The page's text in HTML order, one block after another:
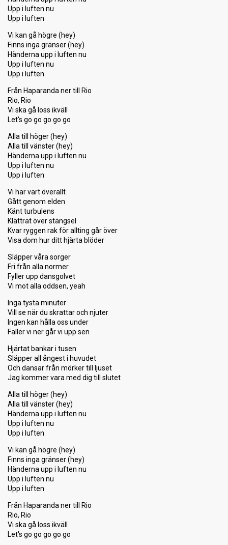
Upp i luften nu
Upp i luften
Vi kan gå högre (hey)
Finns inga gränser (hey)
Händerna upp i luften nu
Upp i luften nu
Upp i luften
Från Haparanda ner till Rio
Rio, Rio
Vi ska gå loss ikväll
Let's go go go go go
Alla till höger (hey)
Alla till vänster (hey)
Händerna upp i luften nu
Upp i luften nu
Upp i luften
Vi har vart överallt
Gått genom elden
Känt turbulens
Klättrat över stängsel
Kvar ryggen rak för allting går över
Visa dom hur ditt hjärta blöder
Släpper våra sorger
Fri från alla normer
Fyller upp dansgolvet
Vi mot alla oddsen, yeah
Inga tysta minuter
Vill se när du skrattar och njuter
Ingen kan hålla oss under
Faller vi ner går vi upp sen
Hjärtat bankar i tusen
Släpper all ångest i huvudet
Och dansar från mörker till ljuset
Jag kommer vara med dig till slutet
Alla till höger (hey)
Alla till vänster (hey)
Händerna upp i luften nu
Upp i luften nu
Upp i luften
Vi kan gå högre (hey)
Finns inga gränser (hey)
Händerna upp i luften nu
Upp i luften nu
Upp i luften
Från Haparanda ner till Rio
Rio, Rio
Vi ska gå loss ikväll
Let's go go go go go